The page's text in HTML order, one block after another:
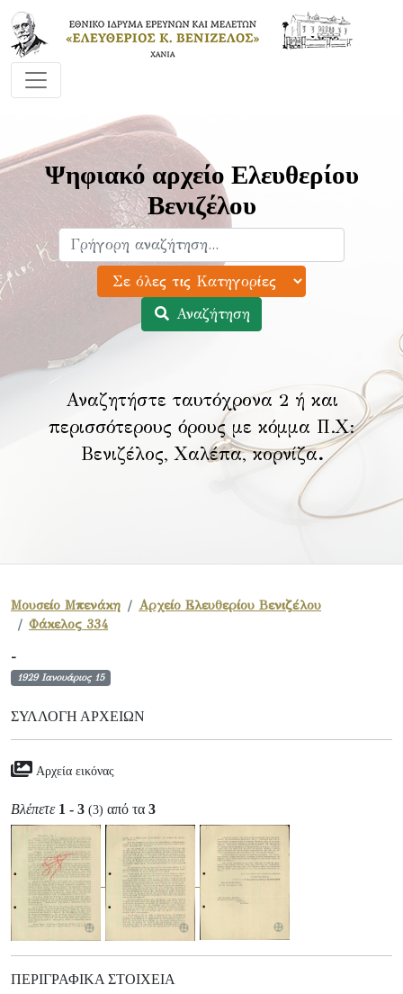
Ψηφιακό αρχείο Ελευθερίου
Βενιζέλου
Αναζήτηση
Αναζητήστε ταυτόχρονα 2 ή και
περισσότερους όρους με κόμμα Π.Χ:
Βενιζέλος, Χαλέπα, κορνίζα.
Μουσείο Μπενάκη
Αρχείο Ελευθερίου Βενιζέλου
Φάκελος 334
-
1929 Ιανουάριος 15
ΣΥΛΛΟΓΉ ΑΡΧΕΊΩΝ
Αρχεία εικόνας
Βλέπετε 1 - 3 (3) από τα 3
ΠΕΡΙΓΡΑΦΙΚΆ ΣΤΟΙΧΕΊΑ